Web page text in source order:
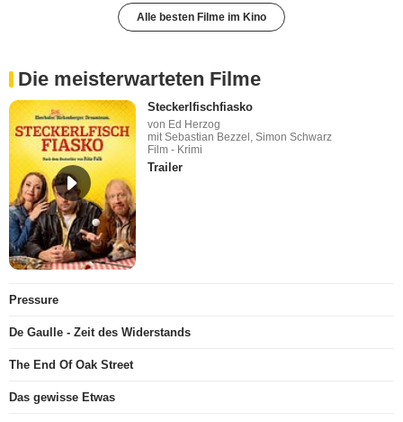
Alle besten Filme im Kino
Die meisterwarteten Filme
Steckerlfischfiasko
von Ed Herzog
mit Sebastian Bezzel, Simon Schwarz
Film - Krimi
Trailer
Pressure
De Gaulle - Zeit des Widerstands
The End Of Oak Street
Das gewisse Etwas